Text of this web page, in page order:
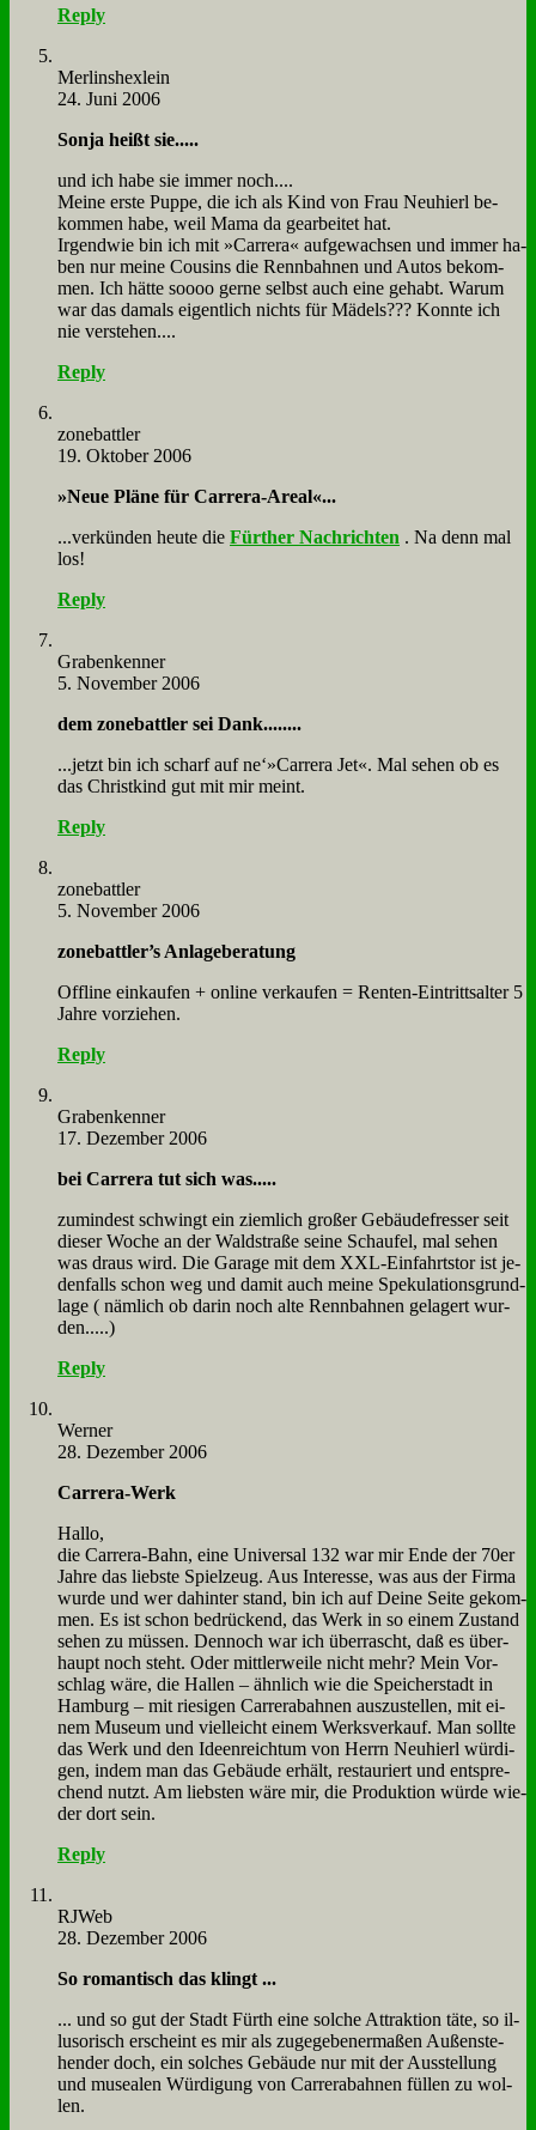
Reply
Mer­lins­hex­lein
24. Juni 2006
Son­ja heißt sie.....
und ich ha­be sie im­mer noch....
Mei­ne er­ste Pup­pe, die ich als Kind von Frau Neu­hierl be­
kom­men ha­be, weil Ma­ma da ge­ar­bei­tet hat.
Ir­gend­wie bin ich mit »Car­rera« auf­ge­wach­sen und im­mer ha­
ben nur mei­ne Cou­sins die Renn­bah­nen und Au­tos be­kom­
men. Ich hät­te soooo ger­ne selbst auch ei­ne ge­habt. War­um
war das da­mals ei­gent­lich nichts für Mä­dels??? Konn­te ich
nie ver­ste­hen....
Reply
zone­batt­ler
19. Oktober 2006
»Neue Plä­ne für Car­rera-Are­al«...
...ver­kün­den heu­te die Für­ther Nach­rich­ten . Na denn mal
los!
Reply
Gra­ben­ken­ner
5. November 2006
dem zone­batt­ler sei Dank........
...jetzt bin ich scharf auf ne‘»Carrera Jet«. Mal se­hen ob es
das Christ­kind gut mit mir meint.
Reply
zone­batt­ler
5. November 2006
zonebattler’s An­la­ge­be­ra­tung
Off­line ein­kau­fen + on­line ver­kau­fen = Ren­ten-Ein­tritts­al­ter 5
Jah­re vor­zie­hen.
Reply
Gra­ben­ken­ner
17. Dezember 2006
bei Car­rera tut sich was.....
zu­min­dest schwingt ein ziem­lich gro­ßer Ge­bäu­de­fres­ser seit
die­ser Wo­che an der Wald­stra­ße sei­ne Schau­fel, mal se­hen
was draus wird. Die Ga­ra­ge mit dem XXL-Ein­fahrts­tor ist je­
den­falls schon weg und da­mit auch mei­ne Spe­ku­la­ti­ons­grund­
la­ge ( näm­lich ob dar­in noch al­te Renn­bah­nen ge­la­gert wur­
den.....)
Reply
Wer­ner
28. Dezember 2006
Car­rera-Werk
Hal­lo,
die Car­rera-Bahn, ei­ne Uni­ver­sal 132 war mir En­de der 70er
Jah­re das lieb­ste Spiel­zeug. Aus In­ter­es­se, was aus der Fir­ma
wur­de und wer da­hin­ter stand, bin ich auf Dei­ne Sei­te ge­kom­
men. Es ist schon be­drückend, das Werk in so ei­nem Zu­stand
se­hen zu müs­sen. Den­noch war ich über­rascht, daß es über­
haupt noch steht. Oder mitt­ler­wei­le nicht mehr? Mein Vor­
schlag wä­re, die Hal­len – ähn­lich wie die Spei­cher­stadt in
Ham­burg – mit rie­si­gen Car­re­r­abah­nen aus­zu­stel­len, mit ei­
nem Mu­se­um und viel­leicht ei­nem Werks­ver­kauf. Man soll­te
das Werk und den Ideen­reich­tum von Herrn Neu­hierl wür­di­
gen, in­dem man das Ge­bäu­de er­hält, re­stau­riert und ent­spre­
chend nutzt. Am lieb­sten wä­re mir, die Pro­duk­ti­on wür­de wie­
der dort sein.
Reply
RJ­Web
28. Dezember 2006
So ro­man­tisch das klingt ...
... und so gut der Stadt Fürth ei­ne sol­che At­trak­ti­on tä­te, so il­
lu­so­risch er­scheint es mir als zu­ge­ge­be­ner­ma­ßen Au­ßen­ste­
hen­der doch, ein sol­ches Ge­bäu­de nur mit der Aus­stel­lung
und mu­sea­len Wür­di­gung von Car­re­r­abah­nen fül­len zu wol­
len.